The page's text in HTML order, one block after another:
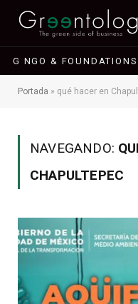
G NGO & FOUNDATIONS
Portada » qué hacer en
NAVEGANDO:
CHAPULTEPEC